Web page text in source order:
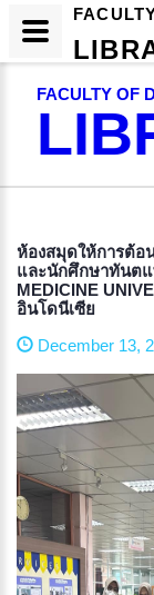
FACULTY OF
ห้องสมุดให้การต้อ
และนักศึกษาทันต
MEDICINE
อินโดนีเซีย
December 13,